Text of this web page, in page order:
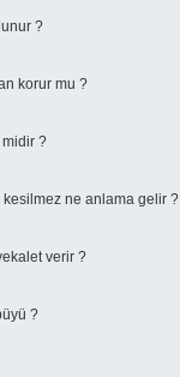
?
korur mu ?
?
kesilmez ne anlama gelir ?
verir ?
?